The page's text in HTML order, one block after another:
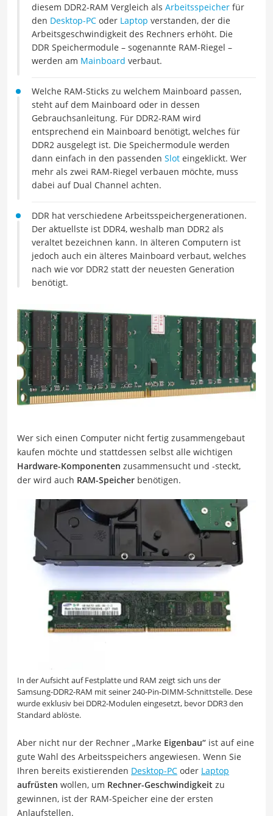
diesem DDR2-RAM Vergleich als Arbeitsspeicher für
den Desktop-PC oder Laptop verstanden, der die
Arbeitsgeschwindigkeit des Rechners erhöht. Die
DDR Speichermodule – sogenannte RAM-Riegel –
werden am Mainboard verbaut.
Welche RAM-Sticks zu welchem Mainboard passen,
steht auf dem Mainboard oder in dessen
Gebrauchsanleitung. Für DDR2-RAM wird
entsprechend ein Mainboard benötigt, welches für
DDR2 ausgelegt ist. Die Speichermodule werden
dann einfach in den passenden Slot eingeklickt. Wer
mehr als zwei RAM-Riegel verbauen möchte, muss
dabei auf Dual Channel achten.
DDR hat verschiedene Arbeitsspeichergenerationen.
Der aktuellste ist DDR4, weshalb man DDR2 als
veraltet bezeichnen kann. In älteren Computern ist
jedoch auch ein älteres Mainboard verbaut, welches
nach wie vor DDR2 statt der neuesten Generation
benötigt.
Wer sich einen Computer nicht fertig zusammengebaut
kaufen möchte und stattdessen selbst alle wichtigen
Hardware-Komponenten zusammensucht und -steckt,
der wird auch RAM-Speicher benötigen.
In der Aufsicht auf Festplatte und RAM zeigt sich uns der
Samsung-DDR2-RAM mit seiner 240-Pin-DIMM-Schnittstelle. Dese
wurde exklusiv bei DDR2-Modulen eingesetzt, bevor DDR3 den
Standard ablöste.
Aber nicht nur der Rechner „Marke Eigenbau“ ist auf eine
gute Wahl des Arbeitsspeichers angewiesen. Wenn Sie
Ihren bereits existierenden Desktop-PC oder Laptop
aufrüsten wollen, um Rechner-Geschwindigkeit zu
gewinnen, ist der RAM-Speicher eine der ersten
Anlaufstellen.